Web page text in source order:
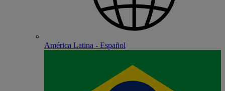
América Latina - Español